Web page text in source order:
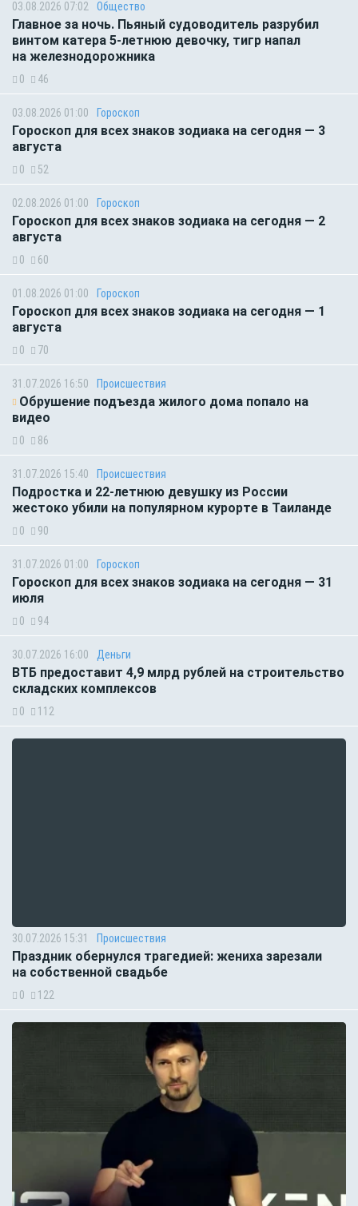
03.08.2026 07:02 Общество
Главное за ночь. Пьяный судоводитель разрубил
винтом катера 5-летнюю девочку, тигр напал
на железнодорожника
0 46
03.08.2026 01:00 Гороскоп
Гороскоп для всех знаков зодиака на сегодня — 3
августа
0 52
02.08.2026 01:00 Гороскоп
Гороскоп для всех знаков зодиака на сегодня — 2
августа
0 60
01.08.2026 01:00 Гороскоп
Гороскоп для всех знаков зодиака на сегодня — 1
августа
0 70
31.07.2026 16:50 Происшествия
Обрушение подъезда жилого дома попало на
видео
0 86
31.07.2026 15:40 Происшествия
Подростка и 22-летнюю девушку из России
жестоко убили на популярном курорте в Таиланде
0 90
31.07.2026 01:00 Гороскоп
Гороскоп для всех знаков зодиака на сегодня — 31
июля
0 94
30.07.2026 16:00 Деньги
ВТБ предоставит 4,9 млрд рублей на строительство
складских комплексов
0 112
30.07.2026 15:31 Происшествия
Праздник обернулся трагедией: жениха зарезали
на собственной свадьбе
0 122